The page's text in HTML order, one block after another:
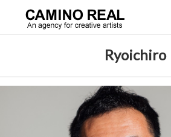
Ryoichiro